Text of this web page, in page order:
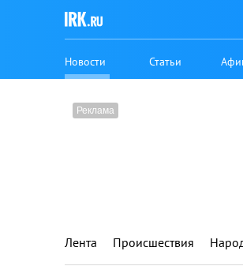
Новости Статьи
Лента Происшествия